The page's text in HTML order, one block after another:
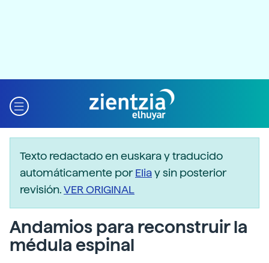
Texto redactado en euskara y traducido
automáticamente porEliay sin posterior
revisión.VER ORIGINAL
Andamios para reconstruir la
médula espinal